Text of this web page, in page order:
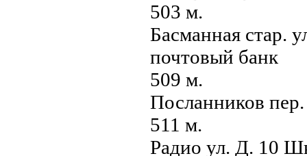
503 м.
Басманная стар.
почтовый банк
509 м.
Посланников
511 м.
Радио ул. Д. 10